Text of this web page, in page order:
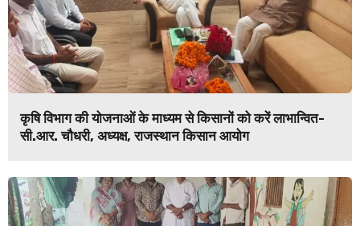
कृषि विभाग की योजनाओं के माध्यम से किसानों को करें लाभान्वित-
सी.आर. चौधरी, अध्यक्ष, राजस्थान किसान आयोग